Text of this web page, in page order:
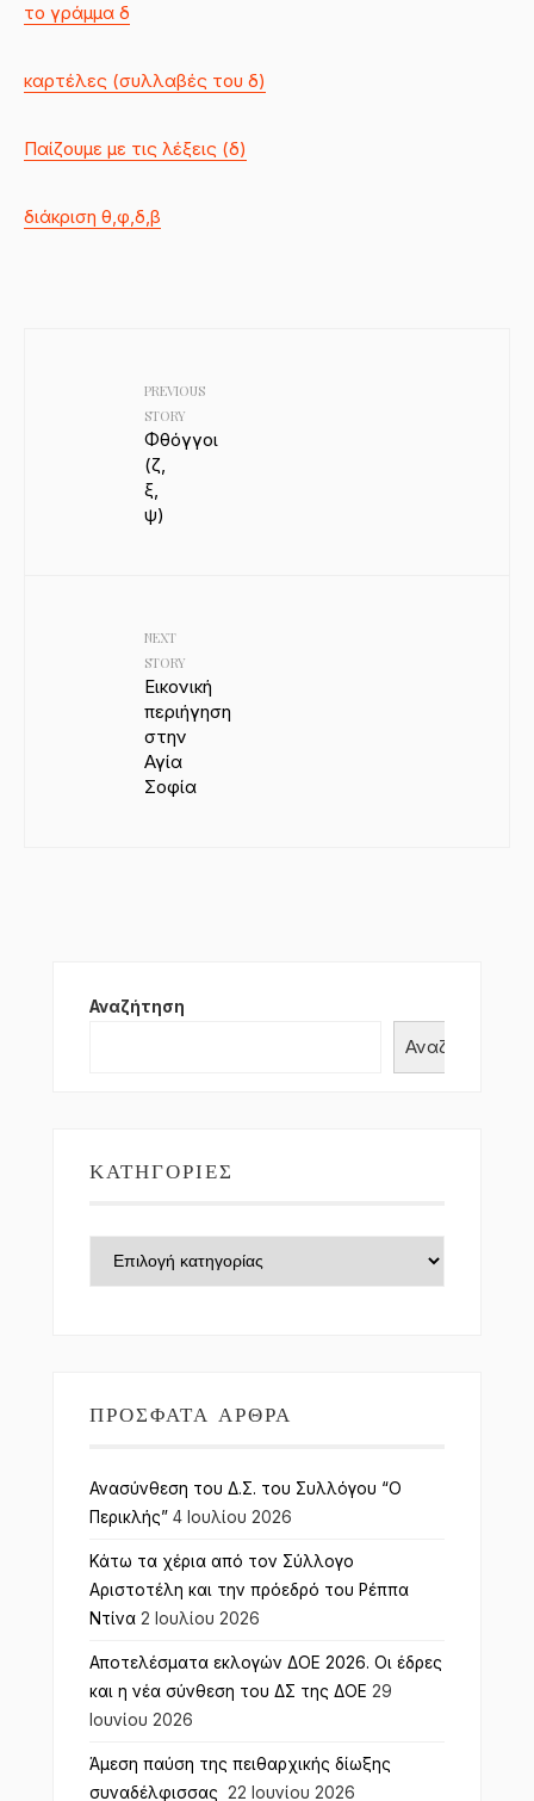
το γράμμα δ
καρτέλες (συλλαβές του δ)
Παίζουμε με τις λέξεις (δ)
διάκριση θ,φ,δ,β
PREVIOUS
STORY
Φθόγγοι
(ζ,
ξ,
ψ)
NEXT
STORY
Εικονική
περιήγηση
στην
Αγία
Σοφία
Αναζήτηση
Αναζήτηση
ΚΑΤΗΓΟΡΊΕΣ
Κατηγορίες
ΠΡΌΣΦΑΤΑ ΆΡΘΡΑ
Ανασύνθεση του Δ.Σ. του Συλλόγου “Ο
Περικλής” 4 Ιουλίου 2026
Κάτω τα χέρια από τον Σύλλογο
Αριστοτέλη και την πρόεδρό του Ρέππα
Ντίνα 2 Ιουλίου 2026
Αποτελέσματα εκλογών ΔΟΕ 2026. Οι έδρες
και η νέα σύνθεση του ΔΣ της ΔΟΕ 29
Ιουνίου 2026
Άμεση παύση της πειθαρχικής δίωξης
συναδέλφισσας
22 Ιουνίου 2026